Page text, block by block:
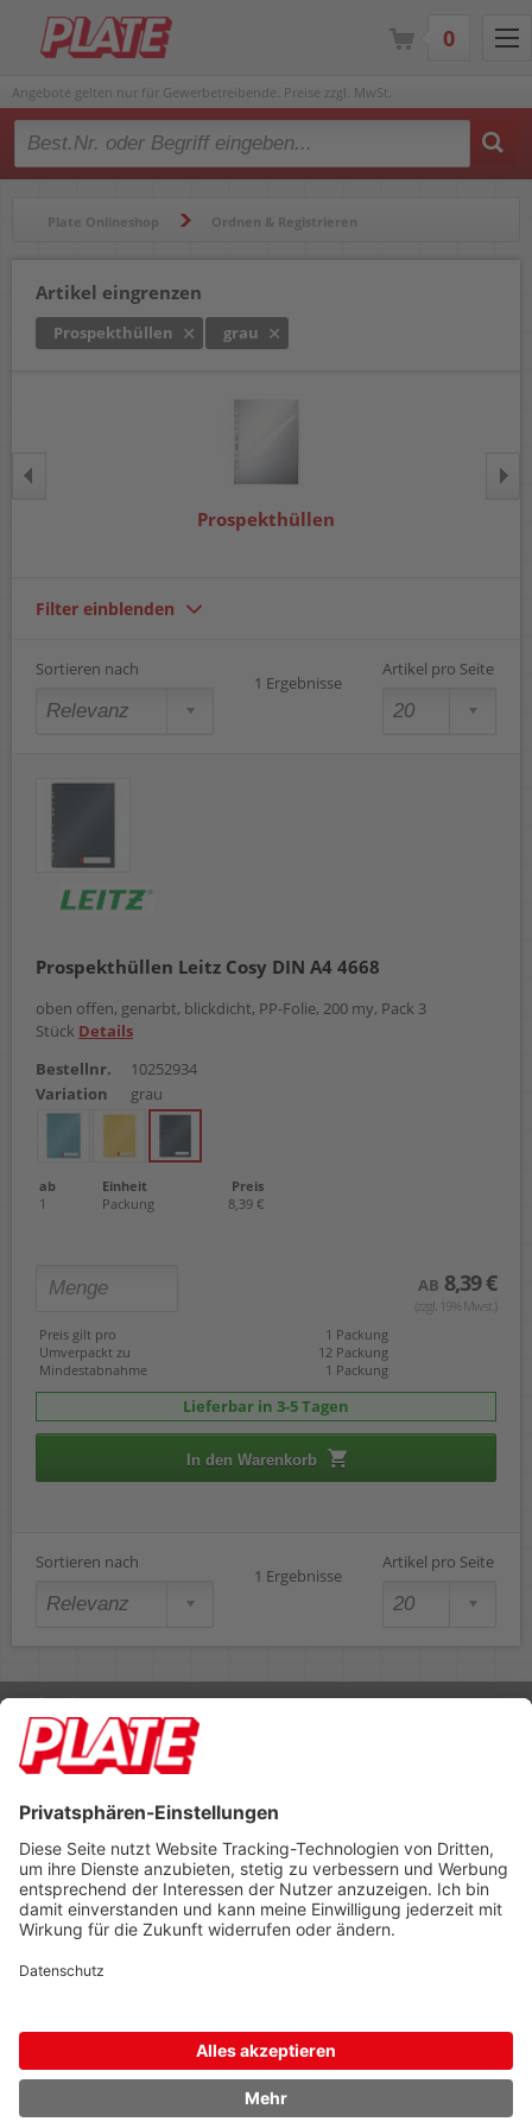
Angebote gelten nur für Gewerbetreibende. Preise zzgl. MwSt.
Type 2 or more characters for results.
Plate Onlineshop Ordnen & Registrieren
Artikel eingrenzen
Prospekthüllen grau
Prospekthüllen
Filter einblenden
Sortieren nach
1 Ergebnisse
Artikel pro Seite
Prospekthüllen Leitz Cosy DIN A4 4668
oben offen, genarbt, blickdicht, PP-Folie, 200 my, Pack 3
Stück Details
Bestellnr.
10252934
Variation
grau
ab Einheit
Preis
1
Packung 8,39 €
AB 8,39 €
(zzgl. 19% Mwst.)
Preis gilt pro
1 Packung
Umverpackt zu
12 Packung
Mindestabnahme
1 Packung
Lieferbar in 3-5 Tagen
In den Warenkorb
Sortieren nach
1 Ergebnisse
Artikel pro Seite
Rufen Sie uns an 04298 401-0
Lieferbedingungen Impressum
Footer anzeigen
PLATE Büromaterial Vertriebs GmbH
Hilligenwarf 5
0